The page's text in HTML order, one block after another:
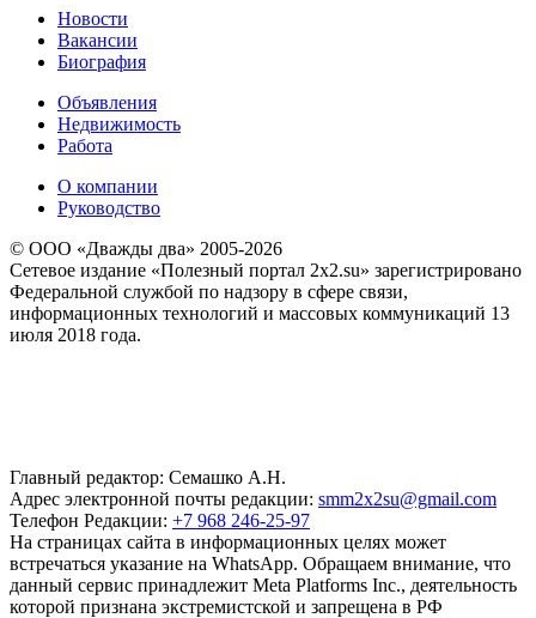
Новости
Вакансии
Биография
Объявления
Недвижимость
Работа
О компании
Руководство
© ООО «Дважды два» 2005-2026
Сетевое издание «Полезный портал 2x2.su» зарегистрировано
Федеральной службой по надзору в сфере связи,
информационных технологий и массовых коммуникаций 13
июля 2018 года.
Главный редактор: Семашко А.Н.
Адрес электронной почты редакции: smm2x2su@gmail.com
Телефон Редакции: +7 968 246-25-97
На страницах сайта в информационных целях может
встречаться указание на WhatsApp. Обращаем внимание, что
данный сервис принадлежит Meta Platforms Inc., деятельность
которой признана экстремистской и запрещена в РФ